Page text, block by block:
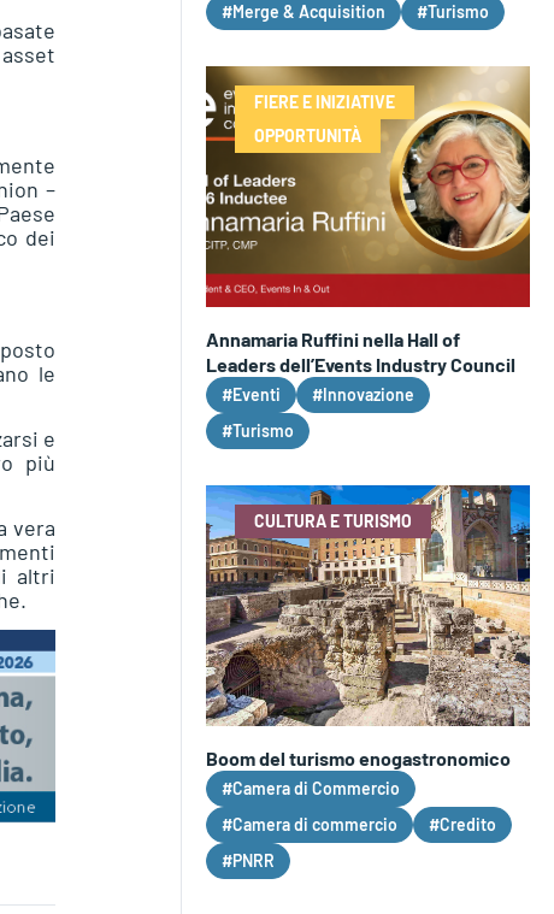
–
dei
le
e
più
vera
altri
#Merge & Acquisition
#Turismo
FIERE E INIZIATIVE
OPPORTUNITÀ
Annamaria Ruffini nella Hall of
Leaders dell’Events Industry Council
#Eventi
#Innovazione
#Turismo
CULTURA E TURISMO
Boom del turismo enogastronomico
#Camera di Commercio
#Camera di commercio
#Credito
#PNRR